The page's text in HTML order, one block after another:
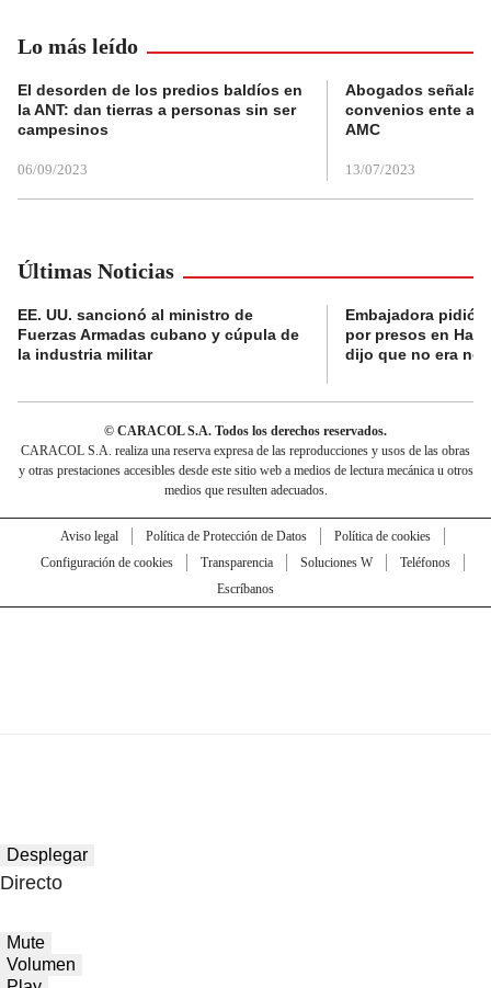
Lo más leído
El desorden de los predios baldíos en
la ANT: dan tierras a personas sin ser
campesinos
06/09/2023
Abogados
convenios ente
AMC
13/07/2023
Últimas Noticias
EE. UU. sancionó al ministro de
Fuerzas Armadas cubano y cúpula de
la industria militar
Embajadora pidió
por presos en
dijo que no era
© CARACOL S.A. Todos los derechos reservados.
CARACOL S.A. realiza una reserva expresa de las reproducciones y usos de las obras
y otras prestaciones accesibles desde este sitio web a medios de lectura mecánica u otros
medios que resulten adecuados.
Aviso legal Política de Protección de Datos
Política de cookies
Configuración de cookies
Transparencia Soluciones W
Teléfonos
Escríbanos
Desplegar
Directo
Mute
Volumen